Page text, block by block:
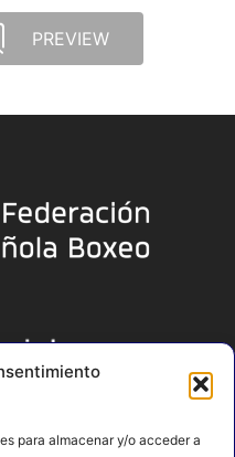
para almacenar y/o acceder a
PREVIEW